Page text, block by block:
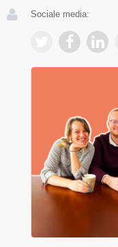
Sociale media: